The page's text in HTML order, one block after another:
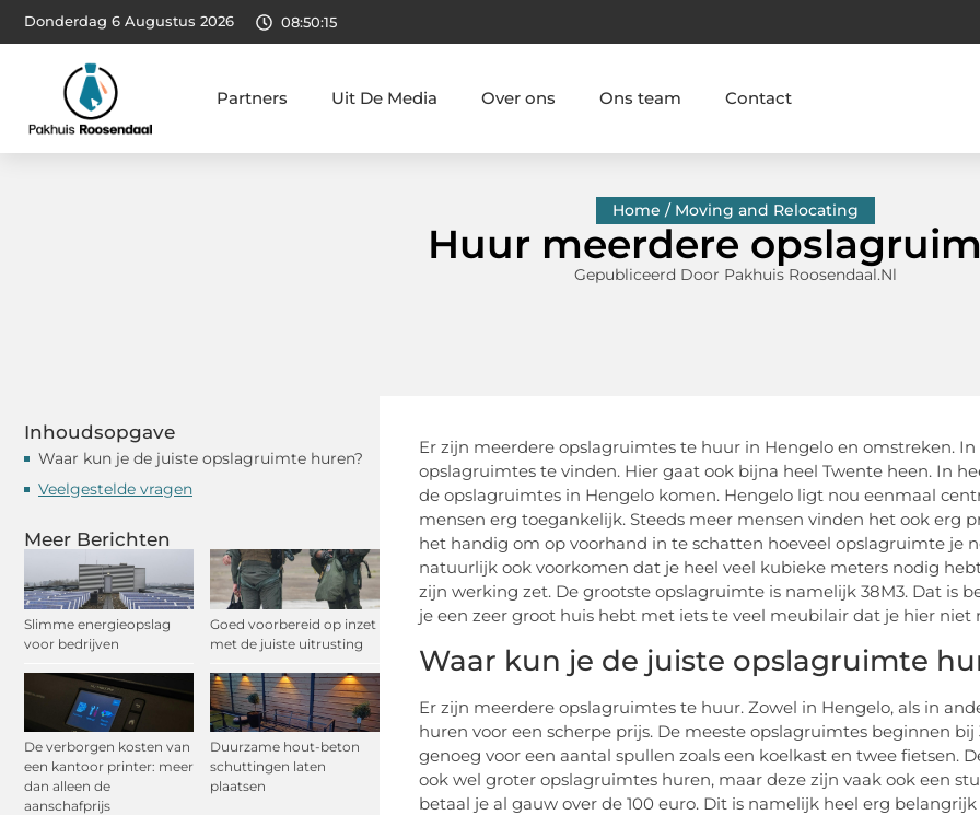
Donderdag 6 Augustus 2026 08:50:16
Partners Uit De Media Over ons Ons team Contact
Home / Moving and Relocating
Huur meerdere
Gepubliceerd Door Pakhuis Roosendaal.nl
Inhoudsopgave
Waar kun je de juiste opslagruimte huren?
Veelgestelde vragen
Meer Berichten
Slimme energieopslag
voor bedrijven
Goed voorbereid op inzet
met de juiste uitrusting
De verborgen kosten van
een kantoor printer: meer
dan alleen de
aanschafprijs
Duurzame hout-beton
schuttingen laten
plaatsen
Er zijn meerdere opslagruimtes te huur in Hengelo en omstreken.
opslagruimtes te vinden. Hier gaat ook bijna heel Twente heen. In
de opslagruimtes in Hengelo komen. Hengelo ligt nou eenmaal
mensen erg toegankelijk. Steeds meer mensen vinden het ook erg
het handig om op voorhand in te schatten hoeveel opslagruimte je
natuurlijk ook voorkomen dat je heel veel kubieke meters nodig
zijn werking zet. De grootste opslagruimte is namelijk 38M3. Dat is
je een zeer groot huis hebt met iets te veel meubilair dat je hier niet
Waar kun je de juiste opslagruimte
Er zijn meerdere opslagruimtes te huur. Zowel in Hengelo, als in
huren voor een scherpe prijs. De meeste opslagruimtes beginnen bij
genoeg voor een aantal spullen zoals een koelkast en twee fietsen.
ook wel groter opslagruimtes huren, maar deze zijn vaak ook een
betaal je al gauw over de 100 euro. Dit is namelijk heel erg